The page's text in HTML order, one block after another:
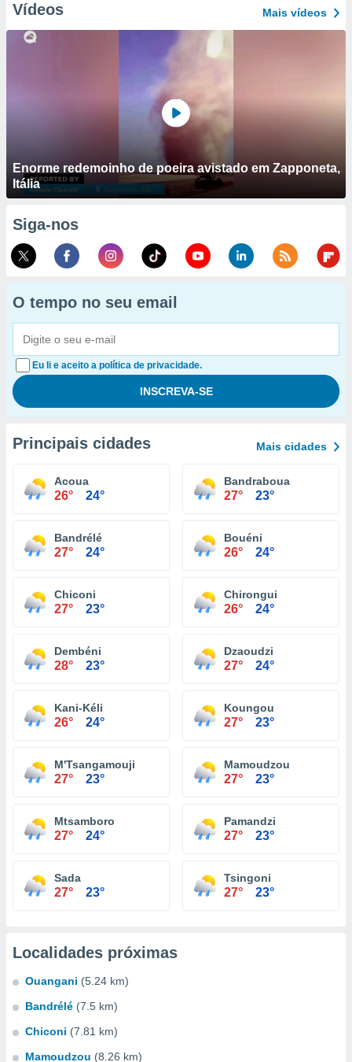
Vídeos Mais vídeos
Enorme redemoinho de poeira avistado em Zapponeta,
Itália
Siga-nos
O tempo no seu email
Eu li e aceito a política de privacidade.
Principais cidades Mais cidades
Acoua
26° 24°
Bandraboua
27° 23°
Bandrélé
27° 24°
Bouéni
26° 24°
Chiconi
27° 23°
Chirongui
26° 24°
Dembéni
28° 23°
Dzaoudzi
27° 24°
Kani-Kéli
26° 24°
Koungou
27° 23°
M'Tsangamouji
27° 23°
Mamoudzou
27° 23°
Mtsamboro
27° 24°
Pamandzi
27° 23°
Sada
27° 23°
Tsingoni
27° 23°
Localidades próximas
Ouangani (5.24 km)
Bandrélé (7.5 km)
Chiconi (7.81 km)
Mamoudzou (8.26 km)